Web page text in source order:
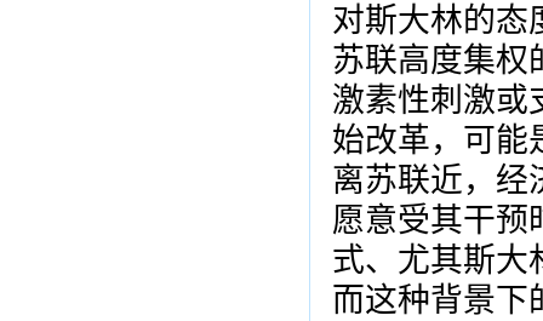
对斯大林的态
苏联高度集权
激素性刺激或
始改革，可能
离苏联近，经
愿意受其干预
式、尤其斯大
而这种背景下